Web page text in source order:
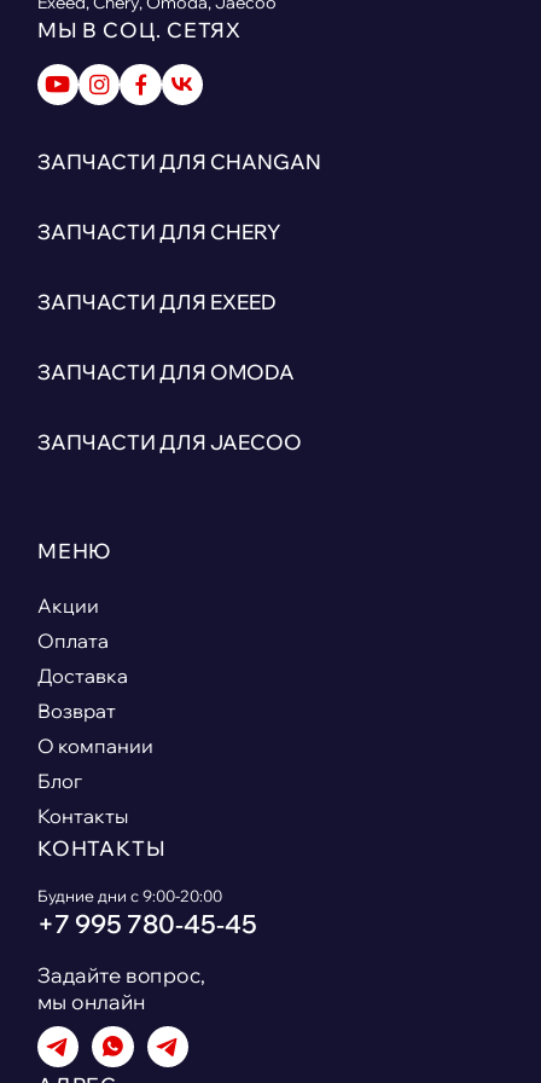
МЫ В СОЦ. СЕТЯХ
ЗАПЧАСТИ ДЛЯ CHANGAN
ЗАПЧАСТИ ДЛЯ CHERY
ЗАПЧАСТИ ДЛЯ EXEED
ЗАПЧАСТИ ДЛЯ OMODA
ЗАПЧАСТИ ДЛЯ JAECOO
МЕНЮ
Акции
Оплата
Доставка
Возврат
О компании
Блог
Контакты
КОНТАКТЫ
Будние дни с 9:00-20:00
+7 995 780‑45‑45
Задайте вопрос,
мы онлайн